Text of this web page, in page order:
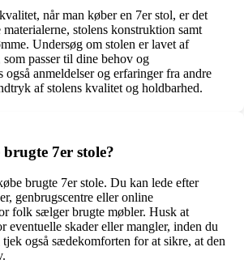
når man køber en 7er stol, er det
stolens konstruktion samt
Undersøg om stolen er lavet af
passer til dine behov og
anmeldelser og erfaringer fra andre
af stolens kvalitet og holdbarhed.
7er stole?
brugte 7er stole. Du kan lede efter
genbrugscentre eller online
folk sælger brugte møbler. Husk at
eventuelle skader eller mangler, inden du
også sædekomforten for at sikre, at den